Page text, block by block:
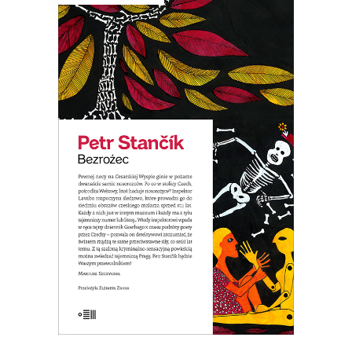
E-BOOK DO KOSZYKA
BEZROŻEC
Szalony kryminał z zabawnymi wątkami
erotycznymi, a jednocześnie
przewodnik po tajemniczych miejscach
Pragi. Parodia powieści sensacyjnej.
39.00zł 19.50zł